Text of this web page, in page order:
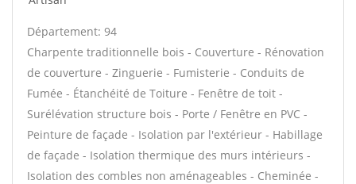
Département: 94
Charpente traditionnelle bois - Couverture - Rénovation
de couverture - Zinguerie - Fumisterie - Conduits de
Fumée - Étanchéité de Toiture - Fenêtre de toit -
Surélévation structure bois - Porte / Fenêtre en PVC -
Peinture de façade - Isolation par l'extérieur - Habillage
de façade - Isolation thermique des murs intérieurs -
Isolation des combles non aménageables - Cheminée -